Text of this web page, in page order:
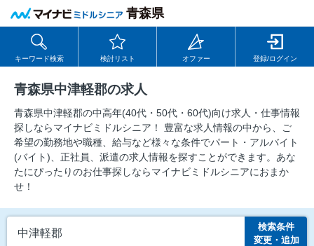
青森県
キーワード検索 検討リスト オファー 登録/ログイン
青森県中津軽郡の求人
青森県中津軽郡の中⾼年(40代・50代・60代)向け求⼈・仕事情報
探しならマイナビミドルシニア！ 豊富な求人情報の中から、ご
希望の勤務地や職種、給与など様々な条件でパート・アルバイト
(バイト)、正社員、派遣の求人情報を探すことができます。あな
たにぴったりのお仕事探しならマイナビミドルシニアにおまか
せ！
中津軽郡
検索条件
変更・追加